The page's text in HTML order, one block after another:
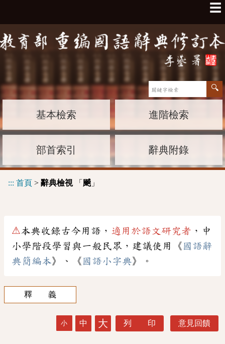
☰
基本檢索 進階檢索
部首索引 辭典附錄
::: 首頁 > 辭典檢視「 飇 」
⚠本典收錄古今用語， 適用於語文研究者 ，中
小學階段學習與一般民眾，建議使用《 國語辭
典簡編本》、《 國語小字典》。
釋 義
小 中 大 列 印 意見回饋